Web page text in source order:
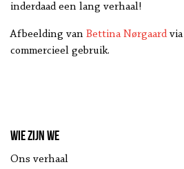
inderdaad een lang verhaal!
Afbeelding van Bettina Nørgaardvia
commercieel gebruik.
Wie zijn we
Ons verhaal